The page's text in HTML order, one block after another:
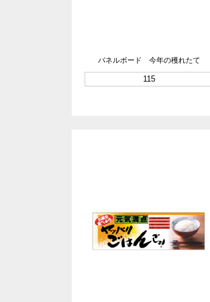
パネルボード 今年の穫れたて
115